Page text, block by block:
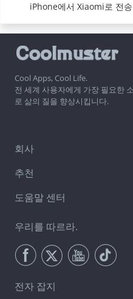
iPhone에서 Xiaomi로 전송
Cool Apps, Cool Life.
전 세계 사용자에게 가장 필요한
로 삶의 질을 향상시킵니다.
회사
추천
도움말 센터
우리를 따르라.
전자 잡지